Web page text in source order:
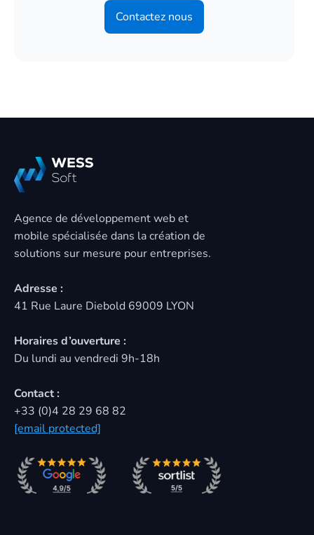
Contactez nous
Agence de développement web et
mobile spécialisée dans la création de
solutions sur mesure pour entreprises.
Adresse :
41 Rue Laure Diebold 69009 LYON
Horaires d’ouverture :
Du lundi au vendredi 9h-18h
Contact :
+33 (0)4 28 29 68 82
[email protected]